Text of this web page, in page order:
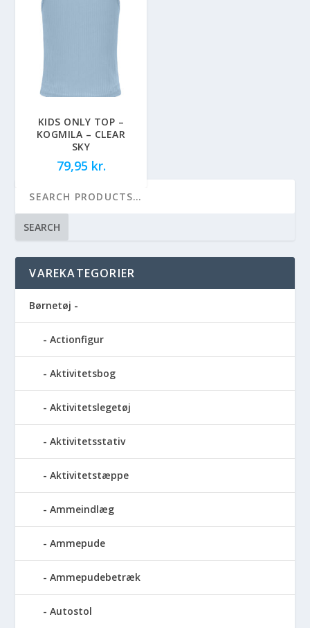
KIDS ONLY TOP –
KOGMILA – CLEAR
SKY
79,95 kr.
SEARCH
VAREKATEGORIER
Børnetøj -
Actionfigur
Aktivitetsbog
Aktivitetslegetøj
Aktivitetsstativ
Aktivitetstæppe
Ammeindlæg
Ammepude
Ammepudebetræk
Autostol